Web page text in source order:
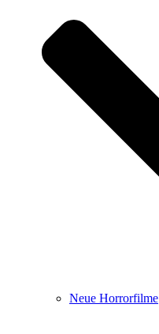
Neue Horrorfilme